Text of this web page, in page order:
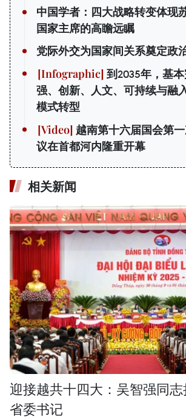
中国学者：四大战略转变体现
国家主席的高瞻远瞩
党际外交为国家间关系奠定政
到2035年，基
强、创新、人文、可持续与融
模式转型
越南第十六届国会第
议在首都河内隆重开幕
相关新闻
迎接越共十四大：吴智强同
省委书记